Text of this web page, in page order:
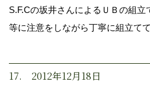
S.F.Cの坂井さんによるＵＢの組
等に注意をしながら丁寧に組立てて
17. 2012年12月18日